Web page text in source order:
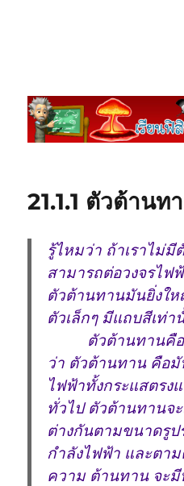
21.1.1 ตัวต้าน
รู้ไหมว่า ถ้าเราไม่
สามารถต่อวงจรไฟ
ตัวต้านทานมันยิ่งใ
ตัวเล็กๆ มีแถบสีเท่า
ตัวต้านทานคืออ
ว่า ตัวต้านทานคือมั
ไฟฟ้าทั้งกระแสตรง
ทั่วไป ตัวต้านทานจ
ต่างกันตามขนาดรู
กำลังไฟฟ้า และตา
ความ ต้านทาน จะ